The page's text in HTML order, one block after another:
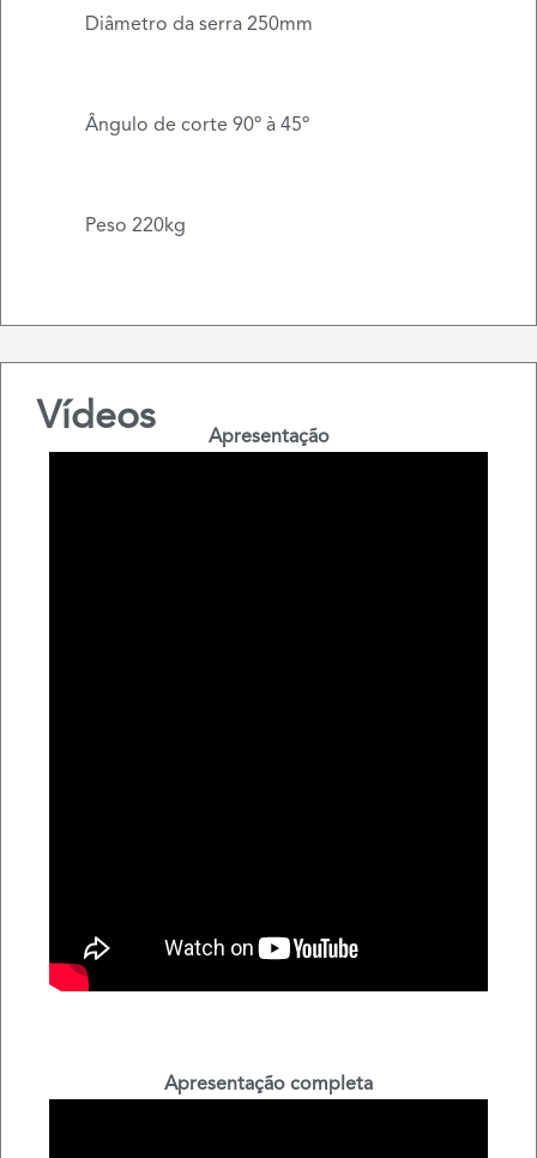
Diâmetro da serra 250mm
Ângulo de corte 90º à 45º
Peso 220kg
Vídeos Apresentação
Apresentação completa